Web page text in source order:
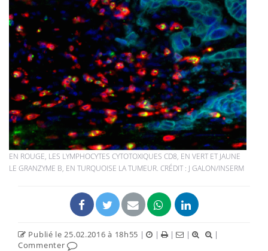
EN ROUGE, LES LYMPHOCYTES CYTOTOXIQUES CD8, EN VERT ET JAUNE
LE GRANZYME B, EN TURQUOISE LA TUMEUR. CRÉDIT : J GALON/INSERM
Publié le 25.02.2016 à 18h55 | | | |
|
Commenter